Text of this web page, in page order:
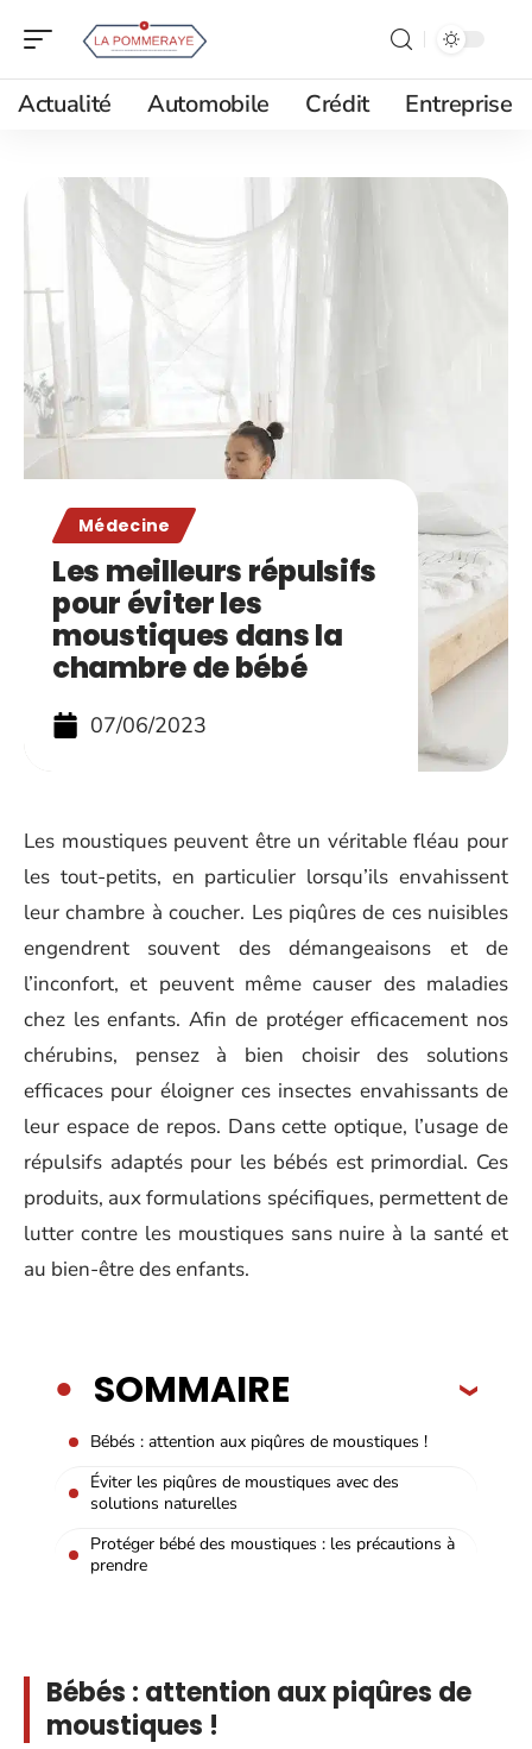
Actualité Automobile Crédit Entreprise
Médecine
Les meilleurs répulsifs
pour éviter les
moustiques dans la
chambre de bébé
07/06/2023
Les moustiques peuvent être un véritable fléau pour
les tout-petits, en particulier lorsqu’ils envahissent
leur chambre à coucher. Les piqûres de ces nuisibles
engendrent souvent des démangeaisons et de
l’inconfort, et peuvent même causer des maladies
chez les enfants. Afin de protéger efficacement nos
chérubins, pensez à bien choisir des solutions
efficaces pour éloigner ces insectes envahissants de
leur espace de repos. Dans cette optique, l’usage de
répulsifs adaptés pour les bébés est primordial. Ces
produits, aux formulations spécifiques, permettent de
lutter contre les moustiques sans nuire à la santé et
au bien-être des enfants.
SOMMAIRE
Bébés : attention aux piqûres de moustiques !
Éviter les piqûres de moustiques avec des
solutions naturelles
Protéger bébé des moustiques : les précautions à
prendre
Bébés : attention aux piqûres de
moustiques !